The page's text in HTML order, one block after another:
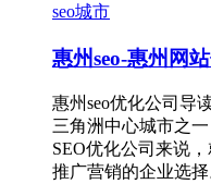
seo城市
惠州seo-惠州网
惠州seo优化公司导
三角洲中心城市之
SEO优化公司来说
推广营销的企业选